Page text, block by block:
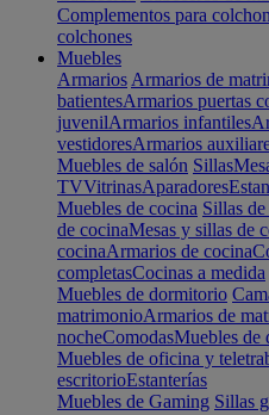
Complementos para
colchones
Muebles
Armarios Armarios de
batientesArmarios puertas
juvenilArmarios infantiles
vestidoresArmarios
Muebles de salón Sillas
TVVitrinasAparadores
Muebles de cocina Sillas
de cocinaMesas y sillas de
cocinaArmarios de cocina
completasCocinas a medida
Muebles de dormitorio
matrimonioArmarios de
nocheComodasMuebles de
Muebles de oficina y
escritorioEstanterías
Muebles de Gaming Sillas